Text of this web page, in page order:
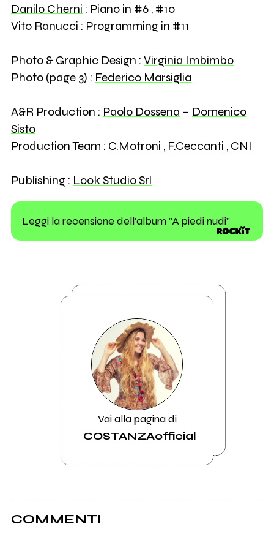
Danilo Cherni : Piano in #6 , #10
Vito Ranucci : Programming in #11
Photo & Graphic Design : Virginia Imbimbo
Photo (page 3) : Federico Marsiglia
A&R Production : Paolo Dossena – Domenico
Sisto
Production Team : C.Motroni , F.Ceccanti , CNI
Publishing : Look Studio Srl
Leggi la recensione dell'album "A piedi nudi"
Vai alla pagina di
COSTANZAofficial
COMMENTI